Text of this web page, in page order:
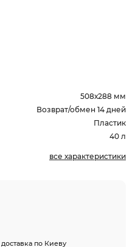
508х288 мм
Возврат/обмен 14 дней
Пластик
40 л
все характеристики
доставка по Киеву